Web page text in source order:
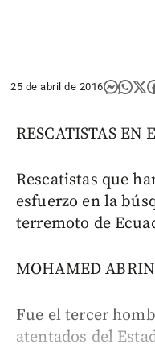
25 de abril de 2016
RESCATISTAS EN
Rescatistas que
esfuerzo en la
terremoto de
MOHAMED
Fue el tercer
atentados del